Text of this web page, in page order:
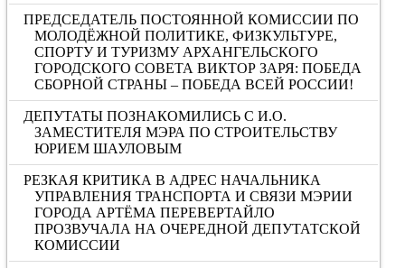
ПРЕДСЕДАТЕЛЬ ПОСТОЯННОЙ КОМИССИИ ПО
МОЛОДЁЖНОЙ ПОЛИТИКЕ, ФИЗКУЛЬТУРЕ,
СПОРТУ И ТУРИЗМУ АРХАНГЕЛЬСКОГО
ГОРОДСКОГО СОВЕТА ВИКТОР ЗАРЯ: ПОБЕДА
СБОРНОЙ СТРАНЫ – ПОБЕДА ВСЕЙ РОССИИ!
ДЕПУТАТЫ ПОЗНАКОМИЛИСЬ С И.О.
ЗАМЕСТИТЕЛЯ МЭРА ПО СТРОИТЕЛЬСТВУ
ЮРИЕМ ШАУЛОВЫМ
РЕЗКАЯ КРИТИКА В АДРЕС НАЧАЛЬНИКА
УПРАВЛЕНИЯ ТРАНСПОРТА И СВЯЗИ МЭРИИ
ГОРОДА АРТЁМА ПЕРЕВЕРТАЙЛО
ПРОЗВУЧАЛА НА ОЧЕРЕДНОЙ ДЕПУТАТСКОЙ
КОМИССИИ